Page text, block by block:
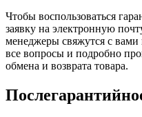
Чтобы воспользоваться
заявку на электронную
менеджеры свяжутся с вами
все вопросы и подробно
обмена и возврата товара.